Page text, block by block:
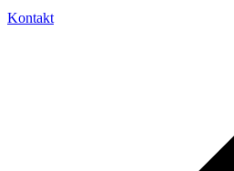
Kontakt